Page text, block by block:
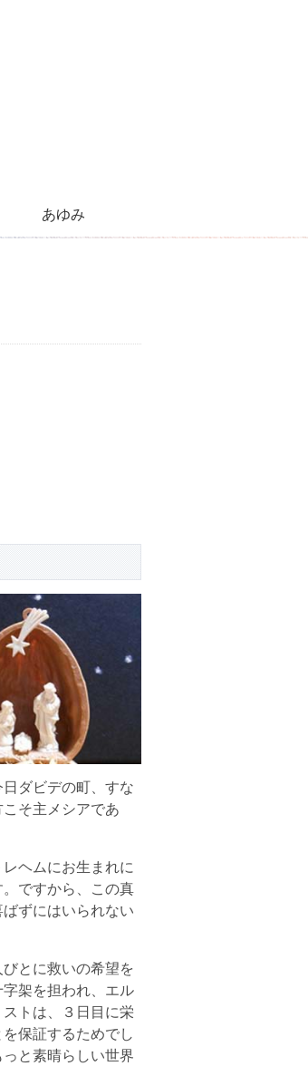
あゆみ
ダビデの町、すな
そ主メシアであ
ヘムにお生まれに
ですから、この真
ずにはいられない
とに救いの希望を
架を担われ、エル
トは、３日目に栄
保証するためでし
と素晴らしい世界